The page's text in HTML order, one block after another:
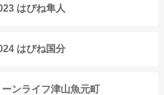
はぴね隼人
はぴね国分
ンライフ津山魚元町